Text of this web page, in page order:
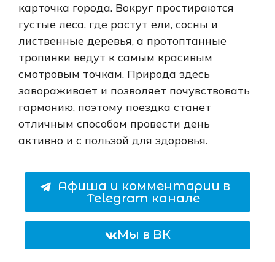
карточка города. Вокруг простираются
густые леса, где растут ели, сосны и
лиственные деревья, а протоптанные
тропинки ведут к самым красивым
смотровым точкам. Природа здесь
завораживает и позволяет почувствовать
гармонию, поэтому поездка станет
отличным способом провести день
активно и с пользой для здоровья.
Афиша и комментарии в
Telegram канале
Мы в ВК